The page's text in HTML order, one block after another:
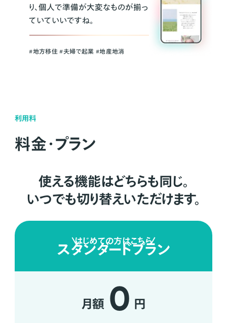
り、個人で準備が大変なものが揃っ
ていていいですね。
#地方移住 #夫婦で起業 #地産地消
利用料
料金・プラン
使える機能はどちらも同じ。
いつでも切り替えいただけます。
はじめての方はこちら
スタンダードプラン
月額 0 円